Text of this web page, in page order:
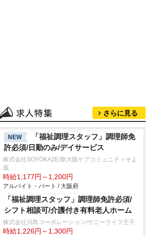
さらに見る
NEW
「福祉調理スタッフ」調理師免
許必須/日勤のみ/デイサービス
株式会社SOYOKAZE/新大阪ケアコミュニティそよ
風
時給1,177円～1,200円
アルバイト・パート / 大阪府
「福祉調理スタッフ」調理師免許必須/
シフト相談可/介護付き有料老人ホーム
株式会社川島コーポレーション/サニーライフ王子
時給1,226円～1,300円